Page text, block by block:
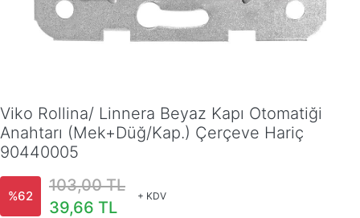
Viko Rollina/ Linnera Beyaz Kapı Otomatiği
Anahtarı (Mek+Düğ/Kap.) Çerçeve Hariç
90440005
%62
103,00 TL
39,66 TL
+ KDV